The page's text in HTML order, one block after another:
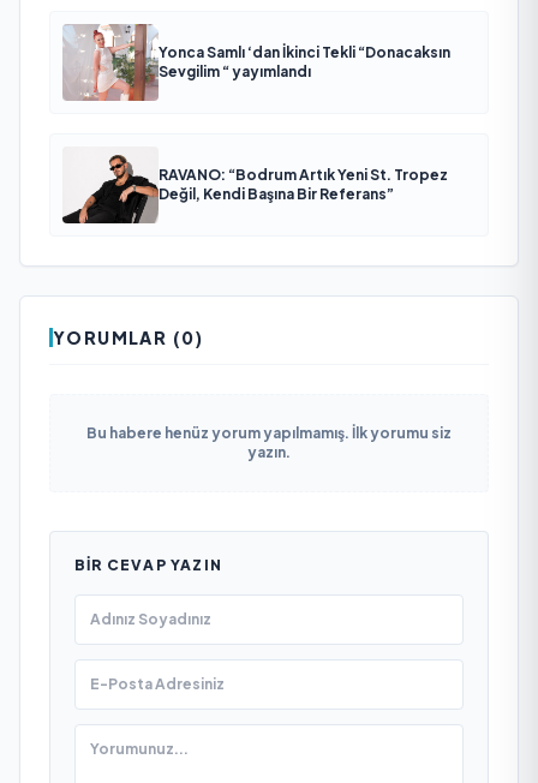
Yonca Samlı ‘dan İkinci Tekli “Donacaksın
Sevgilim “ yayımlandı
RAVANO: “Bodrum Artık Yeni St. Tropez
Değil, Kendi Başına Bir Referans”
YORUMLAR (0)
Bu habere henüz yorum yapılmamış. İlk yorumu siz
yazın.
BIR CEVAP YAZIN